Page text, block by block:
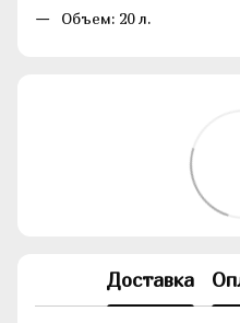
Объем: 20 л.
Доставка